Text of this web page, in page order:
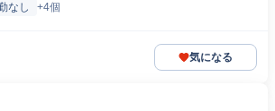
なし +4個
気になる